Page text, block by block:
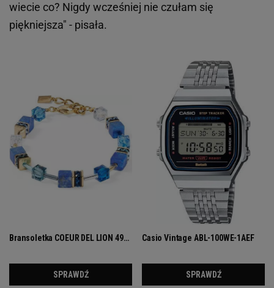
wiecie co? Nigdy wcześniej nie czułam się
piękniejsza" - pisała.